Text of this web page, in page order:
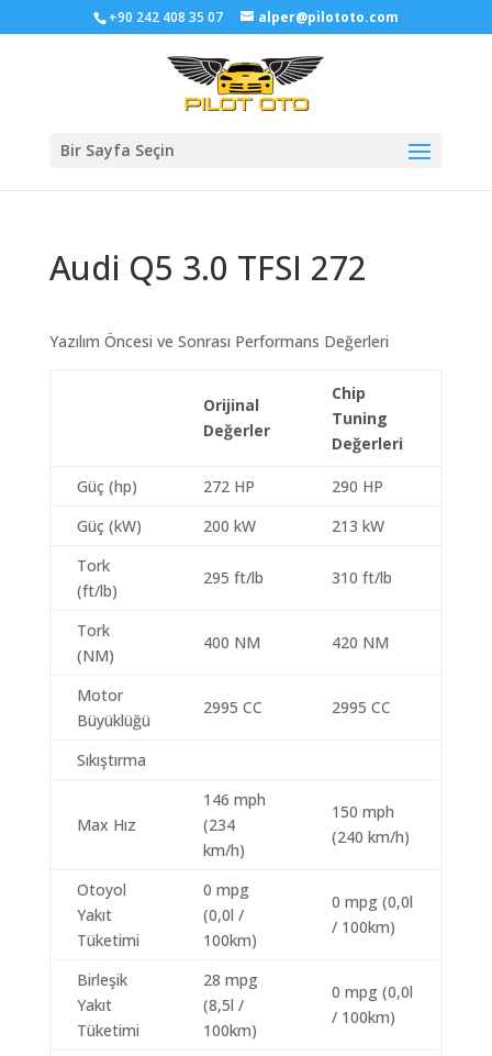
+90 242 408 35 07 alper@pilototo.com
Bir Sayfa Seçin
Audi Q5 3.0 TFSI 272
Yazılım Öncesi ve Sonrası Performans Değerleri
Orijinal
Değerler
Chip
Tuning
Değerleri
Güç (hp) 272 HP
290 HP
Güç (kW)
200 kW
213 kW
Tork
(ft/lb)
295 ft/lb 310 ft/lb
Tork
(NM)
400 NM 420 NM
Motor
Büyüklüğü
2995 CC 2995 CC
Sıkıştırma
Max Hız
146 mph
(234
km/h)
150 mph
(240 km/h)
Otoyol
Yakıt
Tüketimi
0 mpg
(0,0l /
100km)
0 mpg (0,0l
/ 100km)
Birleşik
Yakıt
Tüketimi
28 mpg
(8,5l /
100km)
0 mpg (0,0l
/ 100km)